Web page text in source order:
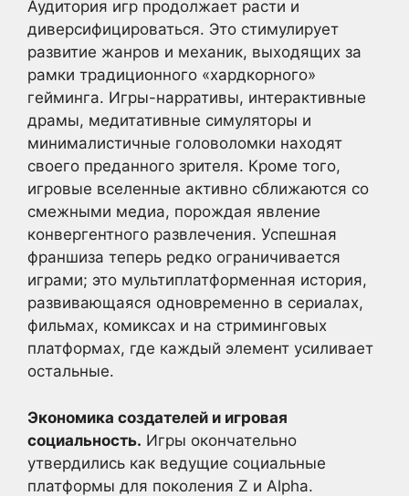
Аудитория игр продолжает расти и
диверсифицироваться. Это стимулирует
развитие жанров и механик, выходящих за
рамки традиционного «хардкорного»
гейминга. Игры-нарративы, интерактивные
драмы, медитативные симуляторы и
минималистичные головоломки находят
своего преданного зрителя. Кроме того,
игровые вселенные активно сближаются со
смежными медиа, порождая явление
конвергентного развлечения. Успешная
франшиза теперь редко ограничивается
играми; это мультиплатформенная история,
развивающаяся одновременно в сериалах,
фильмах, комиксах и на стриминговых
платформах, где каждый элемент усиливает
остальные.
Экономика создателей и игровая
социальность. Игры окончательно
утвердились как ведущие социальные
платформы для поколения Z и Alpha.